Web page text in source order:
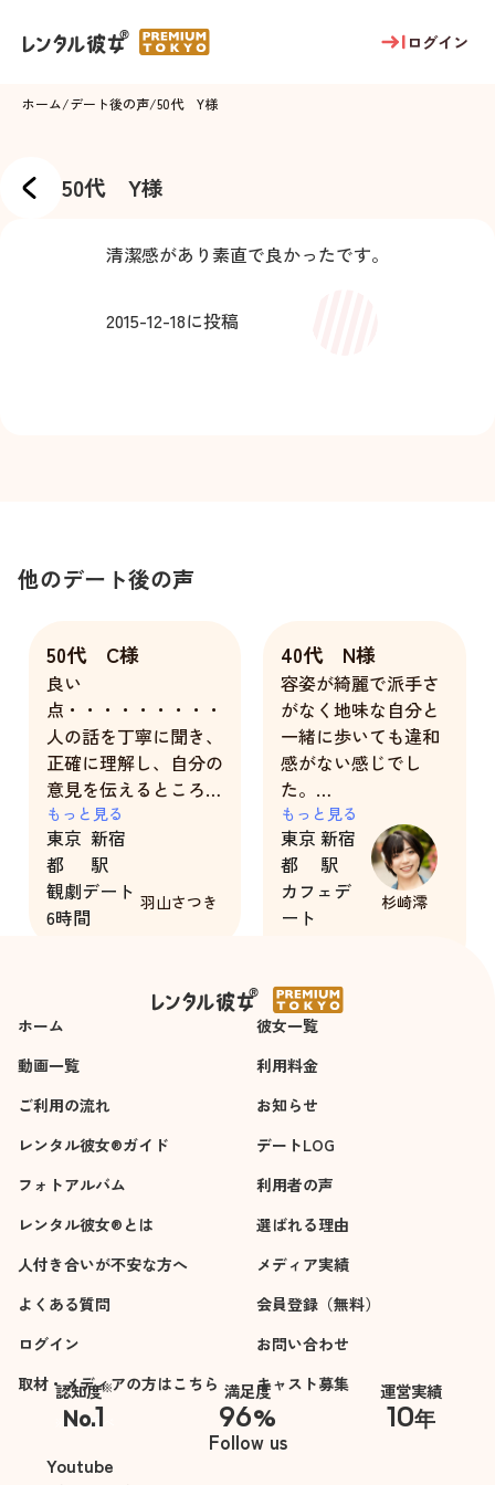
ログイン
ホーム/デート後の声/50代 Y様
50代 Y様
清潔感があり素直で良かったです。
2015-12-18に投稿
他のデート後の声
50代 C様
良い
点・・・・・・・・・
人の話を丁寧に聞き、
正確に理解し、自分の
意見を伝えるところ
改善すべき
点・・・・・・特にあ
りません。あのままで
OK
もっと見る
東京
都
新宿
駅
観劇デート
6時間
羽山さつき
40代 N様
容姿が綺麗で派手さ
がなく地味な自分と
一緒に歩いても違和
感がない感じでし
た。
会話もはずみ、型に
はまった感じもな
く、自然なデートが
できました。
もっと見る
東京
都
新宿
駅
カフェデ
ート
杉崎澪
ホーム
彼女一覧
動画一覧
利用料金
ご利用の流れ
お知らせ
レンタル彼女®ガイド
デートLOG
フォトアルバム
利用者の声
レンタル彼女®とは
選ばれる理由
人付き合いが不安な方へ
メディア実績
よくある質問
会員登録（無料）
ログイン
お問い合わせ
取材・メディアの方はこちら
キャスト募集
認知度※
No.1
※自社調べ
満足度
96%
運営実績
10年
Follow us
Youtube